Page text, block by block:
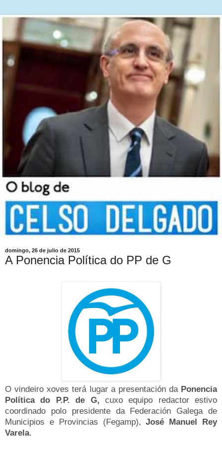
domingo, 26 de julio de 2015
A Ponencia Política do PP de G
O vindeiro xoves terá lugar a presentación da Ponencia
Política do P.P. de G, cuxo equipo redactor estivo
coordinado polo presidente da Federación Galega de
Municipios e Provincias (Fegamp),José Manuel Rey
Varela.